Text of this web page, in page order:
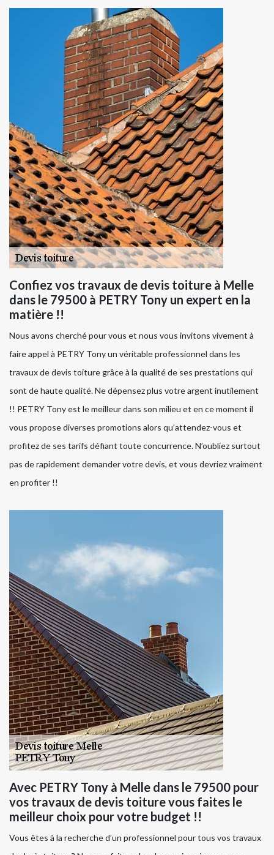
Confiez vos travaux de devis toiture à Melle
dans le 79500 à PETRY Tony un expert en la
matière !!
Nous avons cherché pour vous et nous vous invitons vivement à
faire appel à PETRY Tony un véritable professionnel dans les
travaux de devis toiture grâce à la qualité de ses prestations qui
sont de haute qualité. Ne dépensez plus votre argent inutilement
!! PETRY Tony est le meilleur dans son milieu et en ce moment il
vous propose diverses promotions alors qu’attendez-vous et
profitez de ses tarifs défiant toute concurrence. N’oubliez surtout
pas de rapidement demander votre devis, et vous devriez vraiment
en profiter !!
Avec PETRY Tony à Melle dans le 79500 pour
vos travaux de devis toiture vous faites le
meilleur choix pour votre budget !!
Vous êtes à la recherche d’un professionnel pour tous vos travaux